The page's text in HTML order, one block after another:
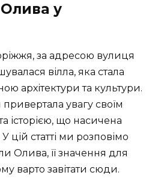
Олива у
за адресою вулиця
вілла, яка стала
архітектури та культури.
увагу своїм
історією, що насичена
цій статті ми розповімо
Олива, її значення для
варто завітати сюди.